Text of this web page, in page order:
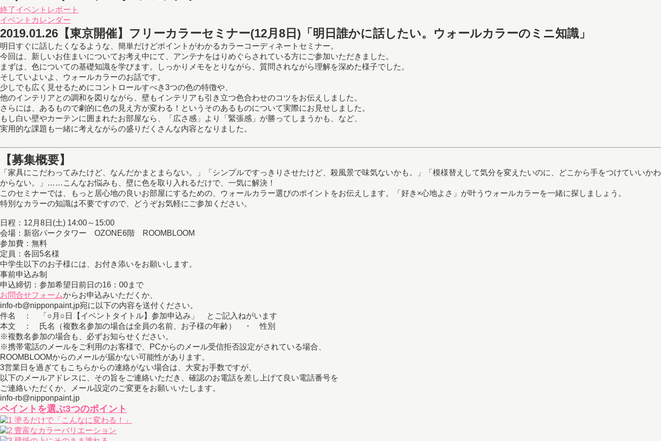
終了イベントレポート
イベントカレンダー
2019.01.26 【東京開催】フリーカラーセミナー(12月8日)「明日誰かに話したい。ウォールカラーのミニ知識」
明日すぐに話したくなるような、簡単だけどポイントがわかるカラーコーディネートセミナー。
今回は、新しいお住まいについてお考え中にて、アンテナをはりめぐらされている方にご参加いただきました。
まずは、色についての基礎知識を学びます。しっかりメモをとりながら、質問されながら理解を深めた様子でした。
そしていよいよ、ウォールカラーのお話です。
少しでも広く見せるためにコントロールすべき3つの色の特徴や、
他のインテリアとの調和を図りながら、壁もインテリアも引き立つ色合わせのコツをお伝えしました。
さらには、あるもので劇的に色の見え方が変わる！というそのあるものについて実際にお見せしました。
もし白い壁やカーテンに囲まれたお部屋なら、「広さ感」より「緊張感」が勝ってしまうかも、など、
実用的な課題も一緒に考えながらの盛りだくさんな内容となりました。
【募集概要】
「家具にこだわってみたけど、なんだかまとまらない。」「シンプルですっきりさせたけど、殺風景で味気ないかも。」「模様替えして気分を変えたいのに、どこから手をつけていいかわ
からない。」……こんなお悩みも、壁に色を取り入れるだけで、一気に解決！
このセミナーでは、もっと居心地の良いお部屋にするための、ウォールカラー選びのポイントをお伝えします。「好き×心地よさ」が叶うウォールカラーを一緒に探しましょう。
特別なカラーの知識は不要ですので、どうぞお気軽にご参加ください。
日程：12月8日(土) 14:00～15:00
会場：新宿パークタワー OZONE6階 ROOMBLOOM
参加費：無料
定員：各回5名様
中学生以下のお子様には、お付き添いをお願いします。
事前申込み制
申込締切：参加希望日前日の16：00まで
お問合せフォームからお申込みいただくか、
info-rb@nipponpaint.jp宛に以下の内容を送付ください。
件名 ： 「○月○日【イベントタイトル】参加申込み」 とご記入ねがいます
本文 ： 氏名（複数名参加の場合は全員の名前、お子様の年齢） ・ 性別
※複数名参加の場合も、必ずお知らせください。
※携帯電話のメールをご利用のお客様で、PCからのメール受信拒否設定がされている場合、
ROOMBLOOMからのメールが届かない可能性があります。
3営業日を過ぎてもこちらからの連絡がない場合は、大変お手数ですが、
以下のメールアドレスに、その旨をご連絡いただき、確認のお電話を差し上げて良い電話番号を
ご連絡いただくか、メール設定のご変更をお願いいたします。
info-rb@nipponpaint.jp
ペイントを選ぶ3つのポイント